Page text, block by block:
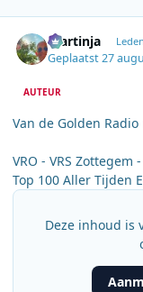
martinja Leden
Geplaatst27
AUTEUR
Van de Golden
VRO - VRS Zottegem
Top 100 Aller Tijden
Deze inhoud is